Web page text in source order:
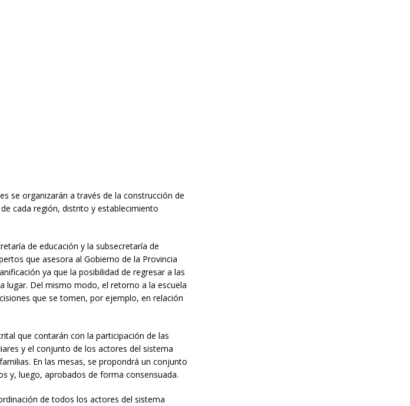
se organizarán a través de la construcción de
cada región, distrito y establecimiento
de educación y la subsecretaría de
que asesora al Gobierno de la Provincia
ya que la posibilidad de regresar a las
lugar. Del mismo modo, el retorno a la escuela
que se tomen, por ejemplo, en relación
que contarán con la participación de las
y el conjunto de los actores del sistema
En las mesas, se propondrá un conjunto
y, luego, aprobados de forma consensuada.
de todos los actores del sistema